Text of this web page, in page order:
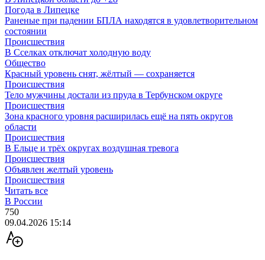
Погода в Липецке
Раненые при падении БПЛА находятся в удовлетворительном
состоянии
Происшествия
В Сселках отключат холодную воду
Общество
Красный уровень снят, жёлтый — сохраняется
Происшествия
Тело мужчины достали из пруда в Тербунском округе
Происшествия
Зона красного уровня расширилась ещё на пять округов
области
Происшествия
В Ельце и трёх округах воздушная тревога
Происшествия
Объявлен желтый уровень
Происшествия
Читать все
В России
750
09.04.2026 15:14